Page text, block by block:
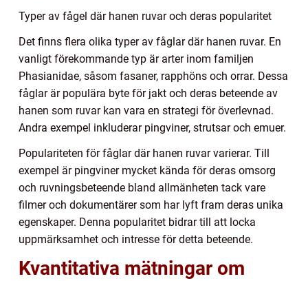
Typer av fågel där hanen ruvar och deras popularitet
Det finns flera olika typer av fåglar där hanen ruvar. En
vanligt förekommande typ är arter inom familjen
Phasianidae, såsom fasaner, rapphöns och orrar. Dessa
fåglar är populära byte för jakt och deras beteende av
hanen som ruvar kan vara en strategi för överlevnad.
Andra exempel inkluderar pingviner, strutsar och emuer.
Populariteten för fåglar där hanen ruvar varierar. Till
exempel är pingviner mycket kända för deras omsorg
och ruvningsbeteende bland allmänheten tack vare
filmer och dokumentärer som har lyft fram deras unika
egenskaper. Denna popularitet bidrar till att locka
uppmärksamhet och intresse för detta beteende.
Kvantitativa mätningar om